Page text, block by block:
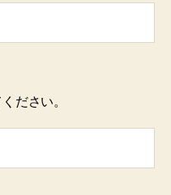
ださい。